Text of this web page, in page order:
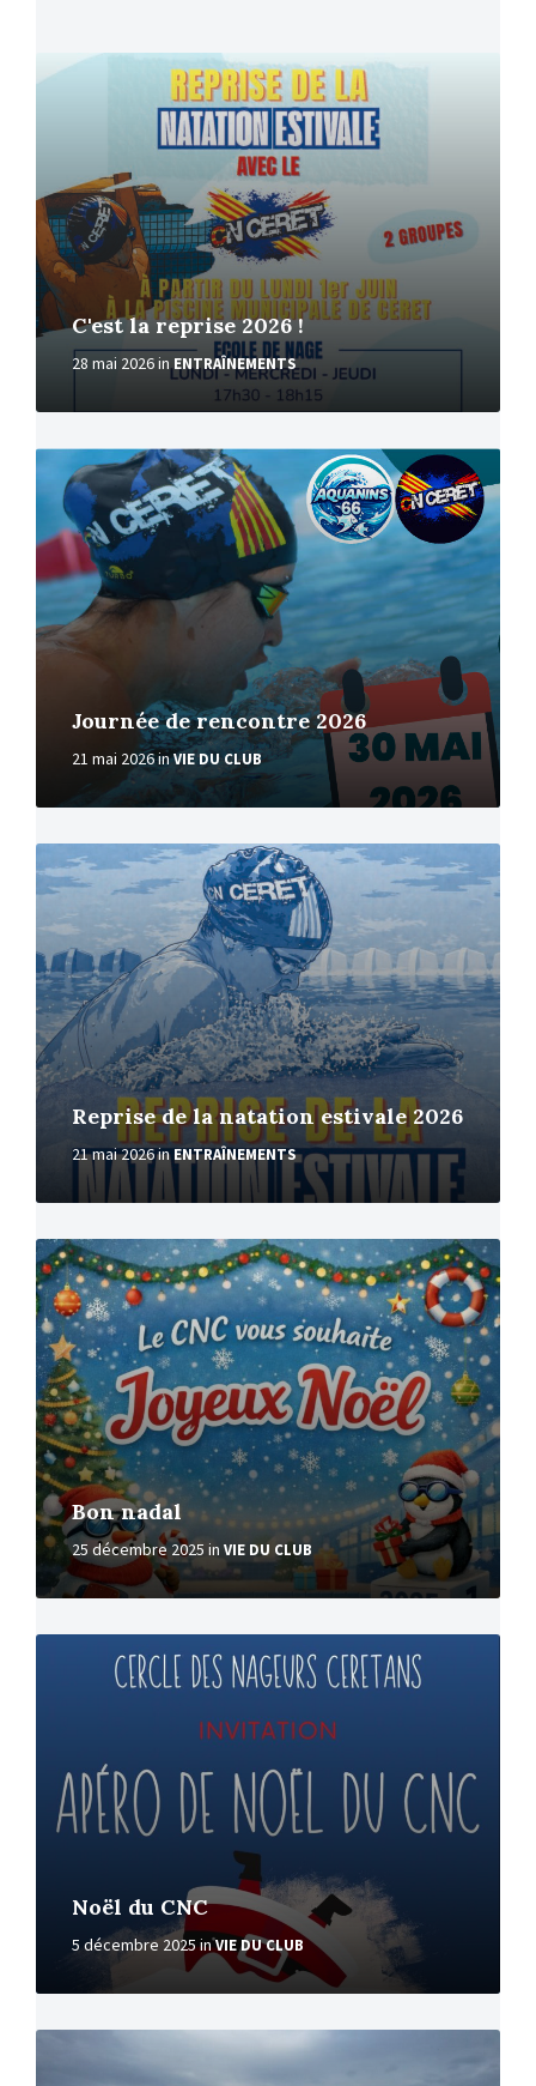
C'est la reprise 2026 !
28 mai 2026inENTRAÎNEMENTS
More
Journée de rencontre 2026
21 mai 2026inVIE DU CLUB
More
Reprise de la natation estivale 2026
21 mai 2026inENTRAÎNEMENTS
More
Bon nadal
25 décembre 2025 in VIE DU CLUB
More
Noël du CNC
5 décembre 2025inVIE DU CLUB
More
More